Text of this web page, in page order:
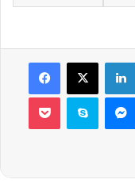
Facebook
X
Pocket Skype